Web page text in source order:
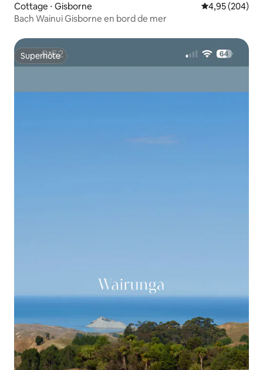
Cottage ⋅ Gisborne Évaluation
4,95 (204)
Bach Wainui Gisborne en bord de mer
Superhôte
Superhôte